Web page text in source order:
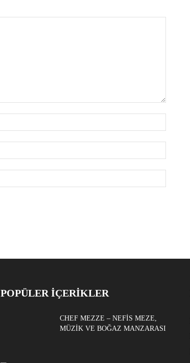
POPÜLER İÇERİKLER
CHEF MEZZE – NEFIS MEZE,
MÜZIK VE BOĞAZ MANZARASI